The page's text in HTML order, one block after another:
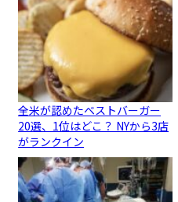
全米が認めたベストバーガー
20選、1位はどこ？ NYから3店
がランクイン